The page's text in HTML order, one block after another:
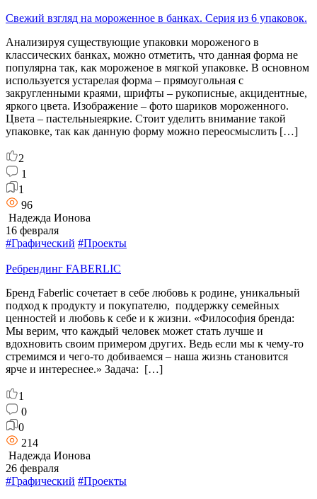
Свежий взгляд на мороженное в банках. Серия из 6 упаковок.
Анализируя существующие упаковки мороженого в
классических банках, можно отметить, что данная форма не
популярна так, как мороженое в мягкой упаковке. В основном
используется устарелая форма – прямоугольная с
закругленными краями, шрифты – рукописные, акцидентные,
яркого цвета. Изображение – фото шариков мороженного.
Цвета – пастельныеяркие. Стоит уделить внимание такой
упаковке, так как данную форму можно переосмыслить […]
2
1
1
96
Надежда Ионова
16 февраля
#Графический #Проекты
Ребрендинг FABERLIC
Бренд Faberlic сочетает в себе любовь к родине, уникальный
подход к продукту и покупателю, поддержку семейных
ценностей и любовь к себе и к жизни. «Философия бренда:
Мы верим, что каждый человек может стать лучше и
вдохновить своим примером других. Ведь если мы к чему-то
стремимся и чего-то добиваемся – наша жизнь становится
ярче и интереснее.» Задача: […]
1
0
0
214
Надежда Ионова
26 февраля
#Графический #Проекты